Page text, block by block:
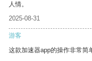
人情。
2025-08-31
游客
这款加速器app的操作非常简